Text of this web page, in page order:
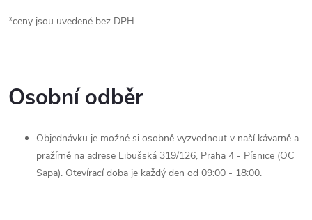
*ceny jsou uvedené bez DPH
Osobní odběr
Objednávku je možné si osobně vyzvednout v naší kávarně a
pražírně na adrese Libušská 319/126, Praha 4 - Písnice (OC
Sapa). Otevírací doba je každý den od 09:00 - 18:00.